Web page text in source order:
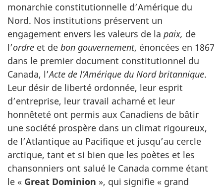
monarchie constitutionnelle d’Amérique du
Nord. Nos institutions préservent un
engagement envers les valeurs de la paix, de
l’ordre et de bon gouvernement, énoncées en 1867
dans le premier document constitutionnel du
Canada, l’Acte de l’Amérique du Nord britannique.
Leur désir de liberté ordonnée, leur esprit
d’entreprise, leur travail acharné et leur
honnêteté ont permis aux Canadiens de bâtir
une société prospère dans un climat rigoureux,
de l’Atlantique au Pacifique et jusqu’au cercle
arctique, tant et si bien que les poètes et les
chansonniers ont salué le Canada comme étant
le « Great Dominion », qui signifie « grand